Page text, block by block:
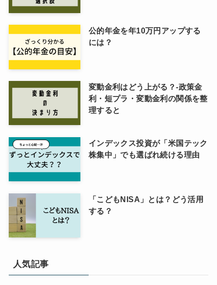
公的年金を年10万円アップする
には？
変動金利はどう上がる？-政策金
利・短プラ・変動金利の関係を整
理すると
インデックス投資が「米国テック
株集中」でも選ばれ続ける理由
「こどもNISA」とは？どう活用
する？
人気記事